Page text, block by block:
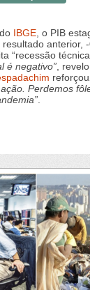
IBGE, o PIB
anterior,
“recessão
é negativo”,
reforçou
Perdemos
.